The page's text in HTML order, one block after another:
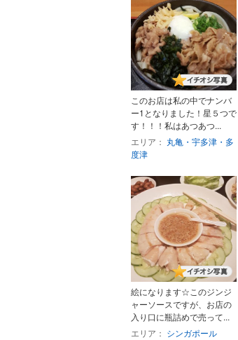
このお店は私の中でナンバ
ー1となりました！星５つで
す！！！私はあつあつ...
エリア： 丸亀・宇多津・多
度津
絵になります☆このジンジ
ャーソースですが、お店の
入り口に瓶詰めで売って...
エリア： シンガポール